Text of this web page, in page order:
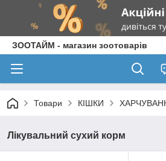
ЗООТАЙМ - магазин зоотоварів
Товари КІШКИ
Лікувальний сухий корм